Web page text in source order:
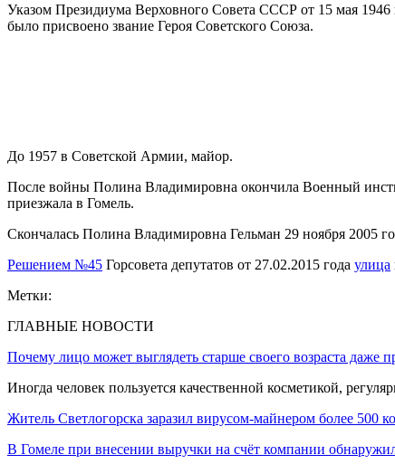
Указом Президиума Верховного Совета СССР от 15 мая
было присвоено звание Героя Советского Союза.
До 1957 в Советской Армии, майор.
После войны Полина Владимировна окончила Военный
приезжала в Гомель.
Скончалась Полина Владимировна Гельман 29 ноября 2005
Решением №45 Горсовета депутатов от 27.02.2015 года улица
Метки:
ГЛАВНЫЕ НОВОСТИ
Почему лицо может выглядеть старше своего возраста даже
Иногда человек пользуется качественной косметикой,
Житель Светлогорска заразил вирусом-майнером более 500
В Гомеле при внесении выручки на счёт компании